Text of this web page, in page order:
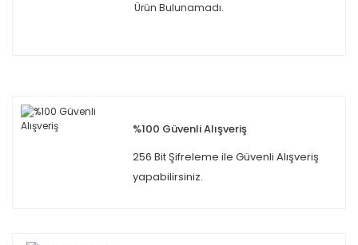
Ürün Bulunamadı.
%100 Güvenli Alışveriş
256 Bit Şifreleme ile Güvenli Alışveriş
yapabilirsiniz.